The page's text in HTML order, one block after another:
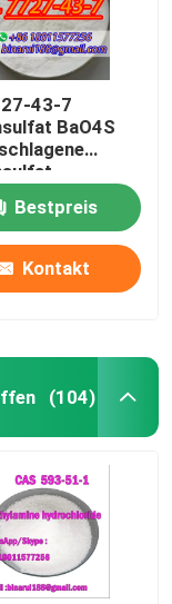
43-7
BaO4S
Bestpreis
Kontakt
(104)